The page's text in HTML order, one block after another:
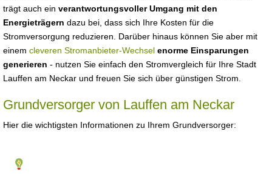
trägt auch ein verantwortungsvoller Umgang mit den
Energieträgern dazu bei, dass sich Ihre Kosten für die
Stromversorgung reduzieren. Darüber hinaus können Sie aber mit
einem cleveren Stromanbieter-Wechsel enorme Einsparungen
generieren - nutzen Sie einfach den Stromvergleich für Ihre Stadt
Lauffen am Neckar und freuen Sie sich über günstigen Strom.
Grundversorger von Lauffen am Neckar
Hier die wichtigsten Informationen zu Ihrem Grundversorger: